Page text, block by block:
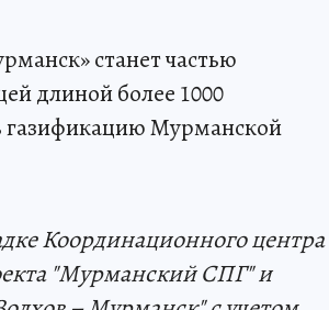
станет частью
длиной более 1000
газификацию Мурманской
Координационного центра
"Мурманский СПГ" и